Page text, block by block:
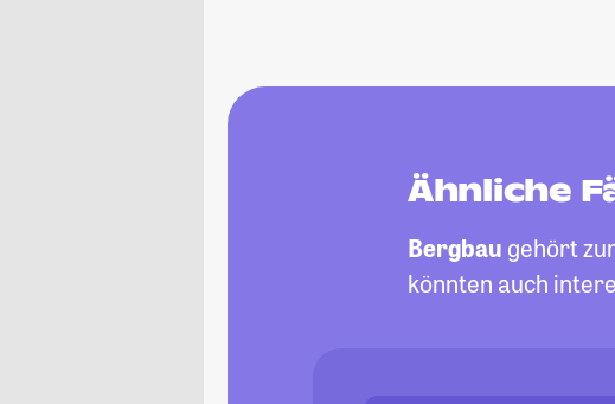
Ähnliche
Bergbau gehört
könnten auch